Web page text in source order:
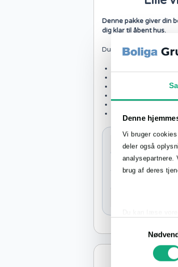
Denne
Vi bruger
deler også
analysepartnere.
brug af deres
Denne pakke giver din
dig klar til åbent hus.
Du får:
Solgt klistermærke
Lille villapakke
Pris
Stor